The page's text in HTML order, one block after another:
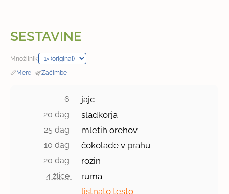
SESTAVINE
Množilnik:
📏Mere · 🌿Začimbe
6 jajc
20 dag sladkorja
25 dag mletih orehov
10 dag čokolade v prahu
20 dag rozin
4 žlice
ruma
listnato testo